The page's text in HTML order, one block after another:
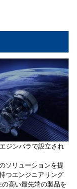
ジンバラで設立され
ソリューションを提
つエンジニアリング
高い最先端の製品を